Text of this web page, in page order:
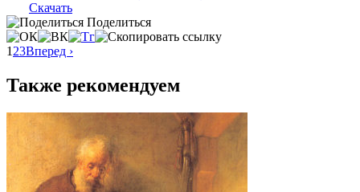
Скачать
Поделиться
1 23Вперед ›
Также рекомендуем